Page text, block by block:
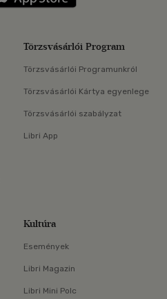
Törzsvásárlói Program
Törzsvásárlói Programunkról
Törzsvásárlói Kártya egyenlege
Törzsvásárlói szabályzat
Libri App
Kultúra
Események
Libri Magazin
Libri Mini Polc